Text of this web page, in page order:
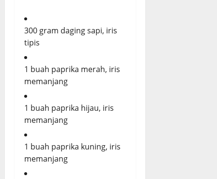
300 gram daging sapi, iris
tipis
1 buah paprika merah, iris
memanjang
1 buah paprika hijau, iris
memanjang
1 buah paprika kuning, iris
memanjang